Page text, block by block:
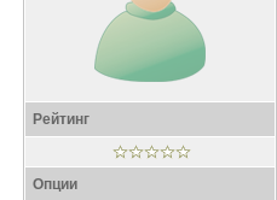
Рейтинг
Опции